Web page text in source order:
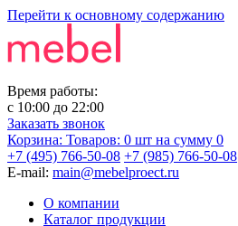
Перейти к основному содержанию
Время работы:
с 10:00 до 22:00
Заказать звонок
Корзина: Товаров: 0 шт на сумму 0
+7 (495) 766-50-08 +7 (985) 766-50-08
E-mail: main@mebelproect.ru
О компании
Каталог продукции